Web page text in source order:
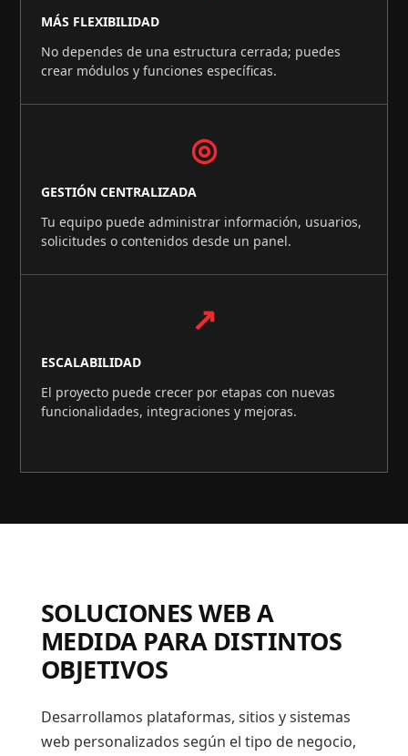
MÁS FLEXIBILIDAD
No dependes de una estructura cerrada; puedes
crear módulos y funciones específicas.
◎
GESTIÓN CENTRALIZADA
Tu equipo puede administrar información, usuarios,
solicitudes o contenidos desde un panel.
↗
ESCALABILIDAD
El proyecto puede crecer por etapas con nuevas
funcionalidades, integraciones y mejoras.
SOLUCIONES WEB A
MEDIDA PARA DISTINTOS
OBJETIVOS
Desarrollamos plataformas, sitios y sistemas
web personalizados según el tipo de negocio,